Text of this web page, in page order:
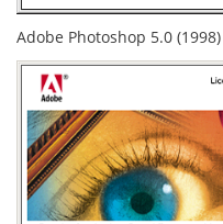
Adobe Photoshop 5.0 (1998)